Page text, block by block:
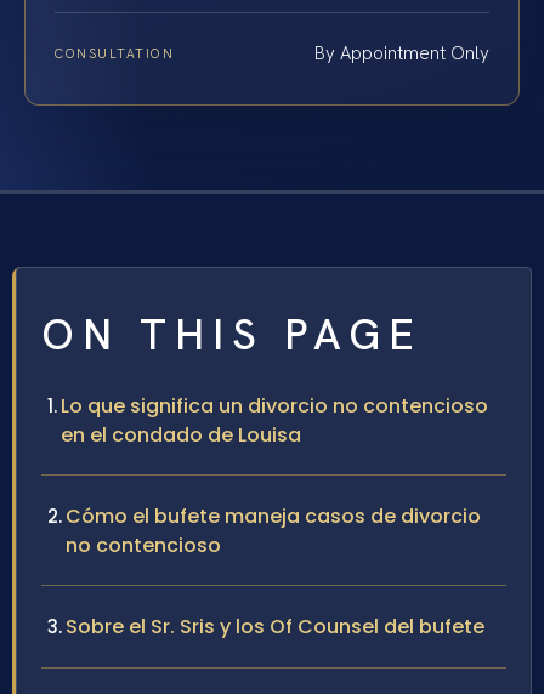
CONSULTATION By Appointment Only
ON THIS PAGE
Lo que significa un divorcio no contencioso
en el condado de Louisa
Cómo el bufete maneja casos de divorcio
no contencioso
Sobre el Sr. Sris y los Of Counsel del bufete